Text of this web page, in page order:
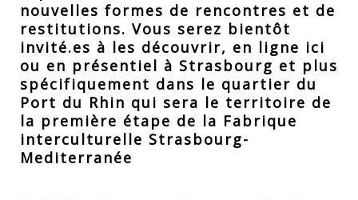
nouvelles formes de rencontres et de
restitutions. Vous serez bientôt
invité.es à les découvrir, en ligne ici
ou en présentiel à Strasbourg et plus
spécifiquement dans le quartier du
Port du Rhin qui sera le territoire de
la première étape de la Fabrique
interculturelle Strasbourg-
Mediterranée